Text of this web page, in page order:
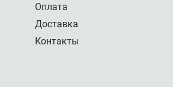
Оплата
Доставка
Контакты